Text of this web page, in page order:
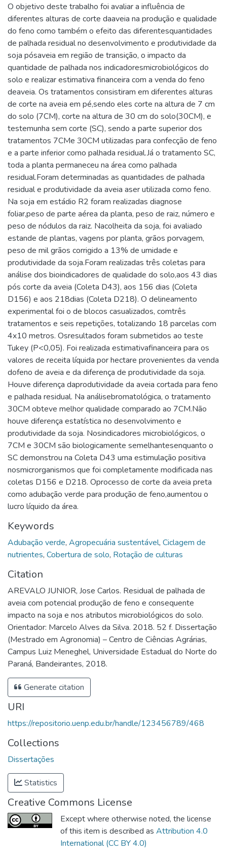
O objetivo deste trabalho foi avaliar a influência de
diferentes alturas de corte daaveia na produção e qualidade
do feno como também o efeito das diferentesquantidades
de palhada residual no desenvolvimento e produtividade da
soja pósaveia em região de transição, o impacto da
quantidade de palhada nos indicadoresmicrobiológicos do
solo e realizar estimativa financeira com a venda do feno
deaveia. Os tratamentos consistiram em diferentes alturas
de corte na aveia em pé,sendo eles corte na altura de 7 cm
do solo (7CM), corte na altura de 30 cm do solo(30CM), e
testemunha sem corte (SC), sendo a parte superior dos
tratamentos 7CMe 30CM utilizadas para confecção de feno
e a parte inferior como palhada residual.Já o tratamento SC,
toda a planta permaneceu na área como palhada
residual.Foram determinadas as quantidades de palhada
residual e produtividade da aveia aser utilizada como feno.
Na soja em estádio R2 foram realizadas diagnose
foliar,peso de parte aérea da planta, peso de raiz, número e
peso de nódulos da raiz. Nacolheita da soja, foi avaliado
estande de plantas, vagens por planta, grãos porvagem,
peso de mil grãos corrigido a 13% de umidade e
produtividade da soja.Foram realizadas três coletas para
análise dos bioindicadores de qualidade do solo,aos 43 dias
pós corte da aveia (Coleta D43), aos 156 dias (Coleta
D156) e aos 218dias (Coleta D218). O delineamento
experimental foi o de blocos casualizados, comtrês
tratamentos e seis repetições, totalizando 18 parcelas com
4x10 metros. Osresultados foram submetidos ao teste
Tukey (P<0,05). Foi realizada estimativafinanceira para os
valores de receita líquida por hectare provenientes da venda
dofeno de aveia e da diferença de produtividade da soja.
Houve diferença daprodutividade da aveia cortada para feno
e palhada residual. Na análisebromatológica, o tratamento
30CM obteve melhor qualidade comparado ao 7CM.Não
houve diferença estatística no desenvolvimento e
produtividade da soja. Nosindicadores microbiológicos, o
7CM e 30CM são biologicamente semelhantesenquanto o
SC demonstrou na Coleta D43 uma estimulação positiva
nosmicrorganismos que foi completamente modificada nas
coletas D156 e D218. Oprocesso de corte da aveia preta
como adubação verde para produção de feno,aumentou o
lucro líquido da área.
Keywords
Adubação verde, Agropecuária sustentável, Ciclagem de
nutrientes, Cobertura de solo, Rotação de culturas
Citation
AREVALO JUNIOR, Jose Carlos. Residual de palhada de
aveia com potencial produção de feno e consequente
impacto na soja e nos atributos microbiológicos do solo.
Orientador: Marcelo Alves da Silva. 2018. 52 f. Dissertação
(Mestrado em Agronomia) – Centro de Ciências Agrárias,
Campus Luiz Meneghel, Universidade Estadual do Norte do
Paraná, Bandeirantes, 2018.
Generate citation
URI
https://repositorio.uenp.edu.br/handle/123456789/468
Collections
Dissertações
Statistics
Creative Commons License
Except where otherwise noted, the license
of this item is described as Attribution 4.0
International (CC BY 4.0)